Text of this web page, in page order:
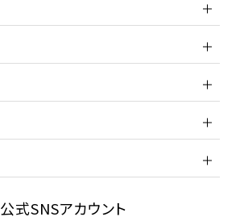
公式SNSアカウント